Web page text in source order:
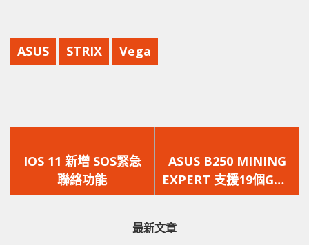
ASUS STRIX Vega
一
篇
文
IOS 11 新增 SOS緊急
聯絡功能
一
篇
文
ASUS B250 MINING
EXPERT 支援19個GPU
的挖礦主機板
最新文章